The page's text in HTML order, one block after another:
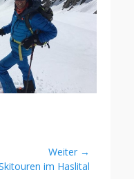
Weiter →
im Haslital